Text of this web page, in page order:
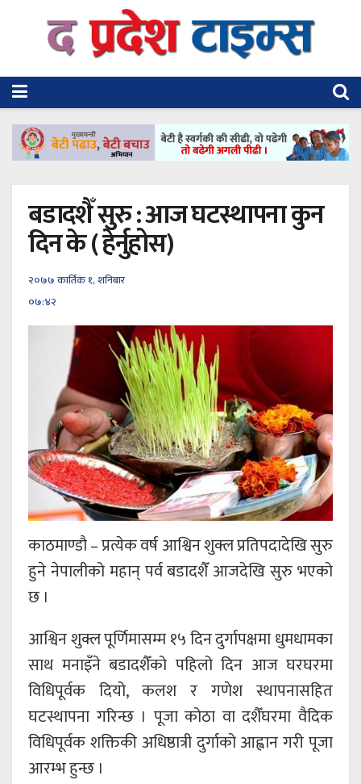
बडादशैँ सुरु : आज घटस्थापना कुन
दिन के ( हेर्नुहोस)
२०७७ कार्तिक १, शनिबार
०७:४२
काठमाण्डौ – प्रत्येक वर्ष आश्विन शुक्ल प्रतिपदादेखि सुरु
हुने नेपालीको महान् पर्व बडादशैँ आजदेखि सुरु भएको
छ ।
आश्विन शुक्ल पूर्णिमासम्म १५ दिन दुर्गापक्षमा धुमधामका
साथ मनाइँने बडादशैँको पहिलो दिन आज घरघरमा
विधिपूर्वक दियो, कलश र गणेश स्थापनासहित
घटस्थापना गरिन्छ । पूजा कोठा वा दशैँघरमा वैदिक
विधिपूर्वक शक्तिकी अधिष्ठात्री दुर्गाको आह्वान गरी पूजा
आरम्भ हुन्छ ।